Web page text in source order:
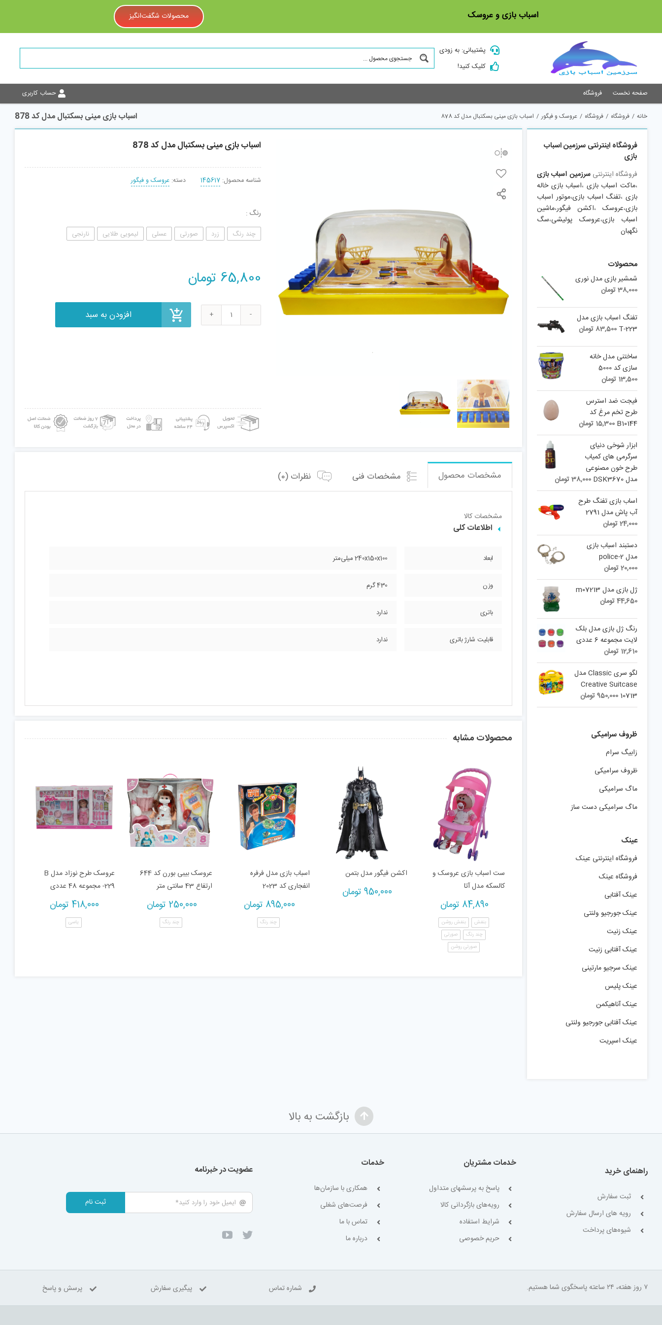
اسباب بازی و عروسک محصولات شگفت‌انگیز
پشتیبانی: به زودی
کلیک کنید!
صفحه نخست فروشگاه حساب کاربری
اسباب بازی مینی بسکتبال مدل کد 878 خانه / فروشگاه / فروشگاه / عروسک و فیگور / اسباب بازی مینی بسکتبال مدل کد 878
اسباب بازی مینی بسکتبال مدل کد 878
شناسه محصول: 145617 دسته: عروسک و فیگور
رنگ
چند رنگ زرد صورتی عسلی لیمویی طلایی نارنجی
65,800 تومان
اسباب
مشخصات محصول مشخصات فنی نظرات (0)
مشخصات کالا
اطلاعات کلی
ابعاد 240x150x100 میلی‌متر
وزن 430 گرم
باتری ندارد
قابلیت شارژ باتری ندارد
محصولات مشابه
ست اسباب بازی عروسک و
کالسکه مدل آتا
84,890 تومان
بنفش
بنفش روشن
چند رنگ
صورتی
صورتی روشن
اکشن فیگور مدل بتمن
950,000 تومان
اسباب بازی مدل فرفره
انفجاری کد 2023
895,000 تومان
چند رنگ
عروسک بیبی بورن کد 644
ارتفاع 43 سانتی متر
250,000 تومان
چند رنگ
عروسک طرح نوزاد مدل B
-229 مجموعه 48 عددی
418,000 تومان
یاسی
فروشگاه اینترنتی سرزمین اسباب
بازی
فروشگاه اینترنتیسرزمین اسباب بازی
،ماکت اسباب بازی ،اسباب بازی خاله
بازی،تفنگ اسباب بازی،موتور اسباب
بازی،عروسک،اکشن فیگور،ماشین
اسباب بازی،عروسک پولیشی،سگ
نگهبان
محصولات
شمشیر بازی مدل نوری
38,000تومان
تفنگ اسباب بازی مدل
T-223
83,500 تومان
ساختنی مدل خانه
سازی کد 5000
13,500 تومان
فیجت ضد استرس
طرح تخم مرغ کد
B10144
15,300 تومان
ابزار شوخی دنیای
سرگرمی های کمیاب
طرح خون مصنوعی
مدل DSK3670
38,000تومان
اساب بازی تفنگ طرح
آب پاش مدل 2791
24,000تومان
دستبند اسباب بازی
مدل police-2
20,000تومان
ژل بازی مدل m07213
44,650تومان
رنگ ژل بازی مدل بلک
لایت مجموعه 6 عددی
12,610 تومان
لگو سری Classic مدل
Creative Suitcase
10713
950,000تومان
ظروف سرامیکی
زابیگ سرام
ظروف سرامیکی
ماگ سرامیکی
ماگ سرامیکی دست ساز
عینک
فروشگاه اینترنتی عینک
فروشگاه عینک
عینک آفتابی
عینک جورجیو ولنتی
عینک زنیت
عینک آفتابی زنیت
عینک سرجیو مارتینی
عینک پلیس
عینک آناهیکمن
عینک آفتابی جورجیو ولنتی
عینک اسپریت
بازگشت به بالا
راهنمای خرید
ثبت سفارش
رویه های ارسال سفارش
شیوه‌های پرداخت
خدمات مشتریان
پاسخ به پرسشهای متداول
رویه‌های بازگردانی کالا
شرایط استفاده
حریم خصوصی
خدمات
همکاری با سازمان‌ها
فرصت‌های شغلی
تماس با ما
درباره ما
عضویت در خبرنامه
ثبت نام
۷ روز هفته، ۲۴ ساعته پاسخگوی شما هستیم. شماره تماس پیگیری سفارش پرسش و پاسخ